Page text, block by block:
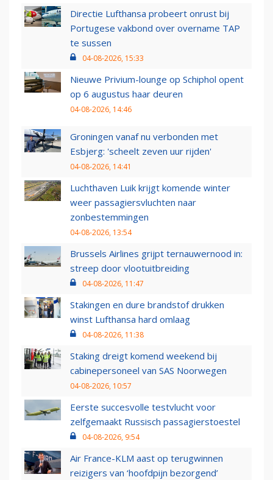
Directie Lufthansa probeert onrust bij
Portugese vakbond over overname TAP
te sussen
04-08-2026, 15:33
Nieuwe Privium-lounge op Schiphol opent
op 6 augustus haar deuren
04-08-2026, 14:46
Groningen vanaf nu verbonden met
Esbjerg: 'scheelt zeven uur rijden'
04-08-2026, 14:41
Luchthaven Luik krijgt komende winter
weer passagiersvluchten naar
zonbestemmingen
04-08-2026, 13:54
Brussels Airlines grijpt ternauwernood in:
streep door vlootuitbreiding
04-08-2026, 11:47
Stakingen en dure brandstof drukken
winst Lufthansa hard omlaag
04-08-2026, 11:38
Staking dreigt komend weekend bij
cabinepersoneel van SAS Noorwegen
04-08-2026, 10:57
Eerste succesvolle testvlucht voor
zelfgemaakt Russisch passagierstoestel
04-08-2026, 9:54
Air France-KLM aast op terugwinnen
reizigers van ‘hoofdpijn bezorgend’